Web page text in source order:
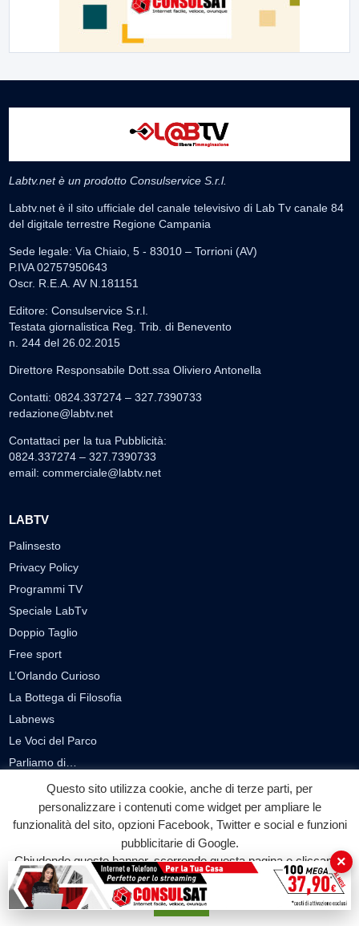
Labtv.net è un prodotto Consulservice S.r.l.
Labtv.net è il sito ufficiale del canale televisivo di Lab Tv canale 84
del digitale terrestre Regione Campania
Sede legale: Via Chiaio, 5 - 83010 – Torrioni (AV)
P.IVA 02757950643
Oscr. R.E.A. AV N.181151
Editore: Consulservice S.r.l.
Testata giornalistica Reg. Trib. di Benevento
n. 244 del 26.02.2015
Direttore Responsabile Dott.ssa Oliviero Antonella
Contatti: 0824.337274 – 327.7390733
redazione@labtv.net
Contattaci per la tua Pubblicità:
0824.337274 – 327.7390733
email: commerciale@labtv.net
LABTV
Palinsesto
Privacy Policy
Programmi TV
Speciale LabTv
Doppio Taglio
Free sport
L’Orlando Curioso
La Bottega di Filosofia
Labnews
Le Voci del Parco
Parliamo di…
Ricomincio da me
SEZIONI
Politica
Attualità
Questo sito utilizza cookie, anche di terze parti, per
personalizzare i contenuti come widget per ampliare le
funzionalità del sito, opzioni Facebook, Twitter e social e funzioni
pubblicitarie di Google.
Chiudendo questo banner, scorrendo questa pagina o cliccando
su qualunque suo elemento acconsenti all'uso dei cookie.
Accetta
×